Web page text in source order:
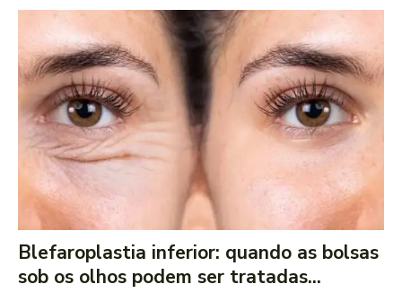
Blefaroplastia inferior: quando as bolsas
sob os olhos podem ser tratadas...